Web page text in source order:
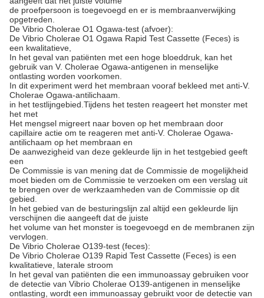
de proefpersoon is toegevoegd en er is membraanverwijking
opgetreden.
De Vibrio Cholerae O1 Ogawa-test (afvoer):
De Vibrio Cholerae O1 Ogawa Rapid Test Cassette (Feces) is
een kwalitatieve,
In het geval van patiënten met een hoge bloeddruk, kan het
gebruik van V. Cholerae Ogawa-antigenen in menselijke
ontlasting worden voorkomen.
In dit experiment werd het membraan vooraf bekleed met anti-V.
Cholerae Ogawa-antilichaam.
in het testlijngebied.Tijdens het testen reageert het monster met
het met
Het mengsel migreert naar boven op het membraan door
capillaire actie om te reageren met anti-V. Cholerae Ogawa-
antilichaam op het membraan en
De aanwezigheid van deze gekleurde lijn in het testgebied geeft
een
De Commissie is van mening dat de Commissie de mogelijkheid
moet bieden om de Commissie te verzoeken om een verslag uit
te brengen over de werkzaamheden van de Commissie op dit
gebied.
In het gebied van de besturingslijn zal altijd een gekleurde lijn
verschijnen die aangeeft dat de juiste
het volume van het monster is toegevoegd en de membranen zijn
vervlogen.
De Vibrio Cholerae O139-test (feces):
De Vibrio Cholerae O139 Rapid Test Cassette (Feces) is een
kwalitatieve, laterale stroom
In het geval van patiënten die een immunoassay gebruiken voor
de detectie van Vibrio Cholerae O139-antigenen in menselijke
ontlasting, wordt een immunoassay gebruikt voor de detectie van